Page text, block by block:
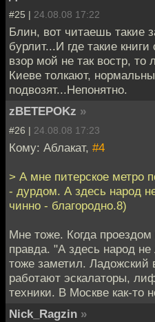
#25 | 24.08.08 17:22
Блин, вот читаешь такие
бурлит...И где такие
взор мой не так востр,
Киеве толкают,
подвозят...Непонятно.
zBETEPOKz »
#26 | 24.08.08 17:23
Кому: Аблакат, #4
> А мне питерское метро
- дурдом. А здесь народ
чинно - благородно.8)
Мне тоже. Когда
правда. "А здесь народ
тоже заметил. Ладожский
работают эскалаторы,
техники. В Москве как-то
Nick_Ragzin »